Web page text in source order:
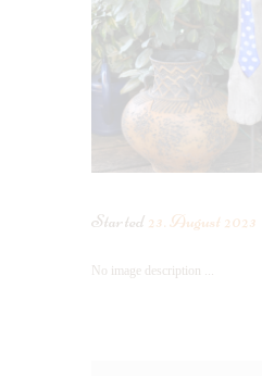
Started23. August 2023
No image description ...